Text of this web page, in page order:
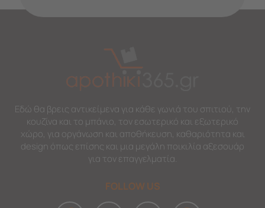
Εδώ θα βρεις αντικείμενα για κάθε γωνιά του σπιτιού, την
κουζίνα και το μπάνιο, τον εσωτερικό και εξωτερικό
χώρο, για οργάνωση και αποθήκευση, καθαριότητα και
design όπως επίσης και μια μεγάλη ποικιλία αξεσουάρ
για τον επαγγελματία.
FOLLOW US